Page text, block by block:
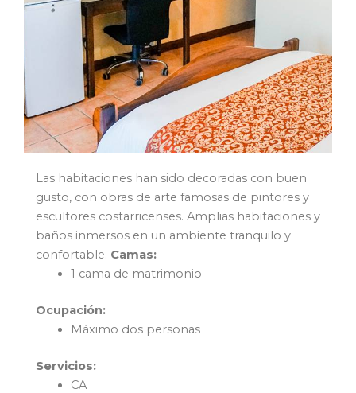
Las habitaciones han sido decoradas con buen
gusto, con obras de arte famosas de pintores y
escultores costarricenses. Amplias habitaciones y
baños inmersos en un ambiente tranquilo y
confortable. Camas:
1 cama de matrimonio
Ocupación:
Máximo dos personas
Servicios:
CA